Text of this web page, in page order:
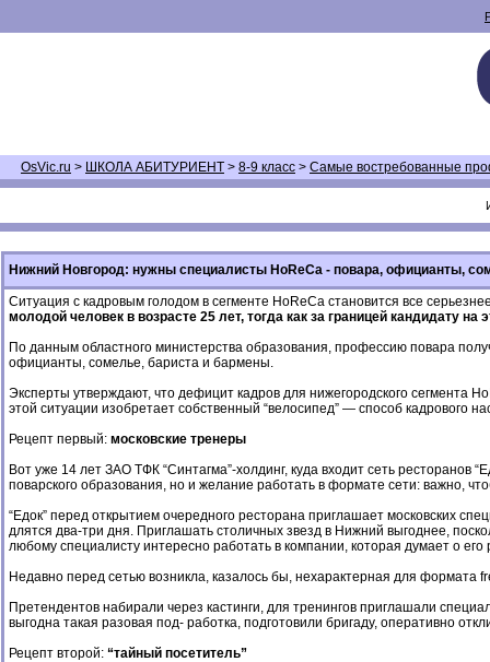
OsVic.ru > ШКОЛА АБИТУРИЕНТ > 8-9 класс > Самые востребованные
Нижний Новгород: нужны специалисты HoReCa - повара, официанты,
Ситуация с кадровым голодом в сегменте HoReCa становится все
молодой человек в возрасте 25 лет, тогда как за границей кандидату
По данным областного министерства образования, профессию повара
официанты, сомелье, бариста и бармены.
Эксперты утверждают, что дефицит кадров для нижегородского сегмента
этой ситуации изобретает собственный “велосипед” — способ кадрового
Рецепт первый: московские тренеры
Вот уже 14 лет ЗАО ТФК “Синтагма”-холдинг, куда входит сеть ресторанов
поварского образования, но и желание работать в формате сети: важно,
“Едок” перед открытием очередного ресторана приглашает московских
длятся два-три дня. Приглашать столичных звезд в Нижний выгоднее,
любому специалисту интересно работать в компании, которая думает о его
Недавно перед сетью возникла, казалось бы, нехарактерная для формата
Претендентов набирали через кастинги, для тренингов приглашали
выгодна такая разовая под- работка, подготовили бригаду, оперативно
Рецепт второй: “тайный посетитель”